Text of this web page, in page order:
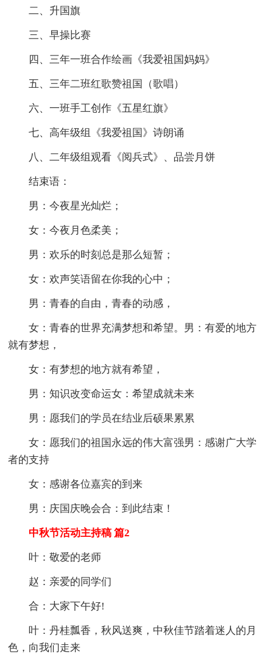
二、升国旗
三、早操比赛
四、三年一班合作绘画《我爱祖国妈妈》
五、三年二班红歌赞祖国（歌唱）
六、一班手工创作《五星红旗》
七、高年级组《我爱祖国》诗朗诵
八、二年级组观看《阅兵式》、品尝月饼
结束语：
男：今夜星光灿烂；
女：今夜月色柔美；
男：欢乐的时刻总是那么短暂；
女：欢声笑语留在你我的心中；
男：青春的自由，青春的动感，
女：青春的世界充满梦想和希望。男：有爱的地方
就有梦想，
女：有梦想的地方就有希望，
男：知识改变命运女：希望成就未来
男：愿我们的学员在结业后硕果累累
女：愿我们的祖国永远的伟大富强男：感谢广大学
者的支持
女：感谢各位嘉宾的到来
男：庆国庆晚会合：到此结束！
中秋节活动主持稿 篇2
叶：敬爱的老师
赵：亲爱的同学们
合：大家下午好!
叶：丹桂瓢香，秋风送爽，中秋佳节踏着迷人的月
色，向我们走来